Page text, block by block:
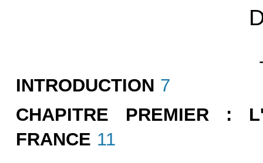
INTRODUCTION 7
CHAPITRE PREMIER :
FRANCE 11